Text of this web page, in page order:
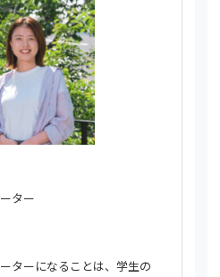
ター
ターになることは、学生の